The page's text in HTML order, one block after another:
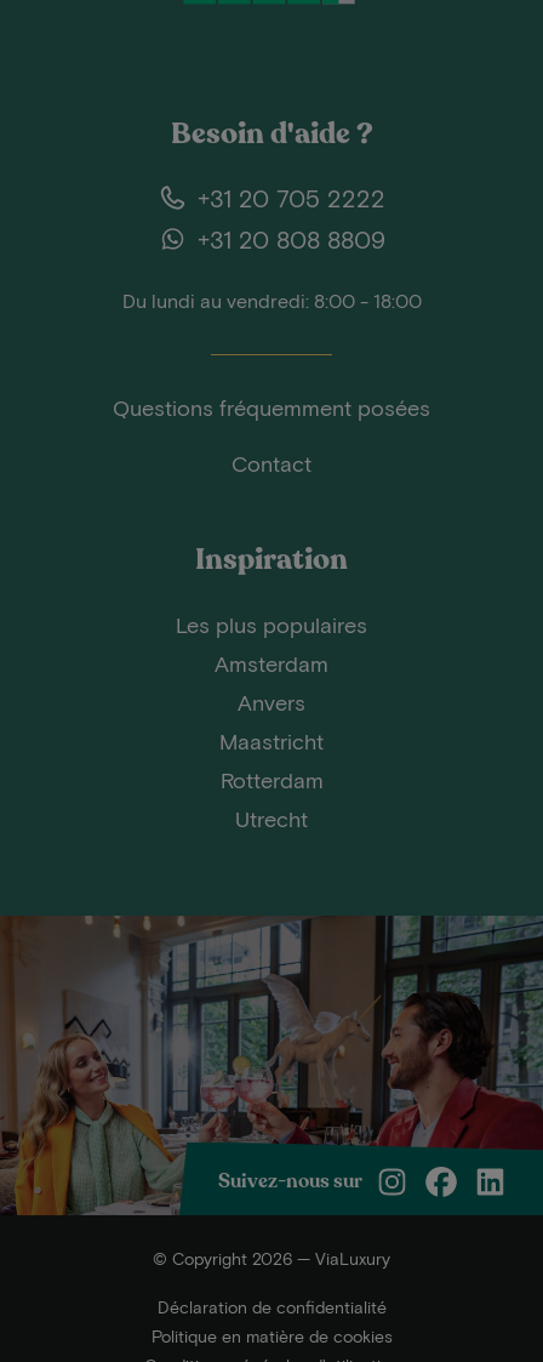
Besoin d'aide ?
+31 20 705 2222
+31 20 808 8809
Du lundi au vendredi: 8:00 - 18:00
Questions fréquemment posées
Contact
Inspiration
Les plus populaires
Amsterdam
Anvers
Maastricht
Rotterdam
Utrecht
Suivez-nous sur
© Copyright 2026 — ViaLuxury
Déclaration de confidentialité
Politique en matière de cookies